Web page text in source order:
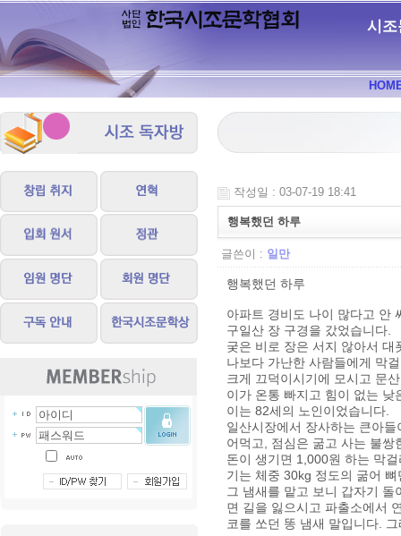
시조
작성일 : 03-07-19 18:41
행복했던 하루
글쓴이 : 일만
행복했던 하루
아파트 경비도 나이 많다고 안
구일산 장 구경을 갔었습니다.
궂은 비로 장은 서지 않아서
나보다 가난한 사람들에게 막
크게 끄덕이시기에 모시고 문
이가 온통 빠지고 힘이 없는
이는 82세의 노인이었습니다.
일산시장에서 장사하는 큰아
어먹고, 점심은 굶고 사는 불쌍
돈이 생기면 1,000원 하는 막
기는 체중 30kg 정도의 굶어
그 냄새를 맡고 보니 갑자기
면 길을 잃으시고 파출소에서
코를 쏘던 똥 냄새 말입니다.